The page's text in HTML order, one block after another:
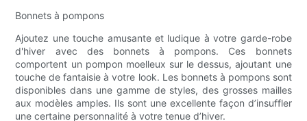
Bonnets à pompons
Ajoutez une touche amusante et ludique à votre garde-robe
d'hiver avec des bonnets à pompons. Ces bonnets
comportent un pompon moelleux sur le dessus, ajoutant une
touche de fantaisie à votre look. Les bonnets à pompons sont
disponibles dans une gamme de styles, des grosses mailles
aux modèles amples. Ils sont une excellente façon d’insuffler
une certaine personnalité à votre tenue d’hiver.